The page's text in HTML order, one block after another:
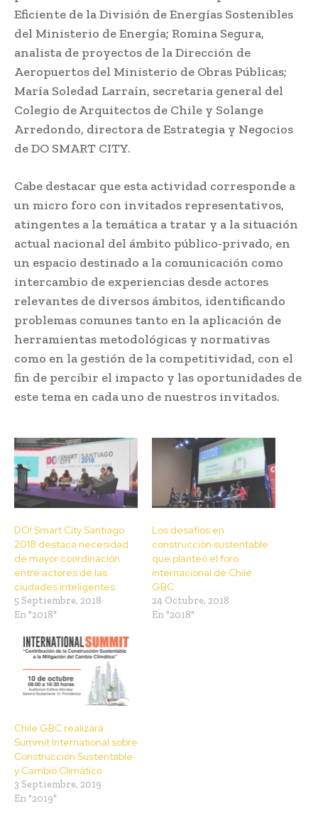
Eficiente de la División de Energías Sostenibles
del Ministerio de Energía; Romina Segura,
analista de proyectos de la Dirección de
Aeropuertos del Ministerio de Obras Públicas;
María Soledad Larraín, secretaria general del
Colegio de Arquitectos de Chile y Solange
Arredondo, directora de Estrategia y Negocios
de DO SMART CITY.
Cabe destacar que esta actividad corresponde a
un micro foro con invitados representativos,
atingentes a la temática a tratar y a la situación
actual nacional del ámbito público-privado, en
un espacio destinado a la comunicación como
intercambio de experiencias desde actores
relevantes de diversos ámbitos, identificando
problemas comunes tanto en la aplicación de
herramientas metodológicas y normativas
como en la gestión de la competitividad, con el
fin de percibir el impacto y las oportunidades de
este tema en cada uno de nuestros invitados.
DO! Smart City Santiago
2018 destaca necesidad
de mayor coordinación
entre actores de las
ciudades inteligentes
5 Septiembre, 2018
En "2018"
Los desafíos en
construcción sustentable
que planteó el foro
internacional de Chile
GBC
24 Octubre, 2018
En "2018"
Chile GBC realizará
Summit International sobre
Construcción Sustentable
y Cambio Climático
3 Septiembre, 2019
En "2019"